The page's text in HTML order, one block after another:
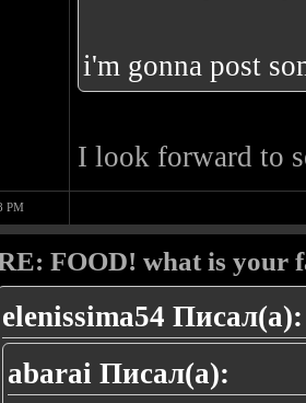
i'm gonna post
I look forward to
PM
FOOD! what is your
elenissima54 Писал(а):
abarai Писал(а):